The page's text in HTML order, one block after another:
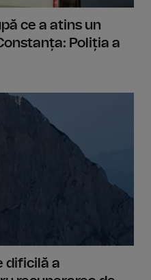
ce a atins un
Poliția a
dificilă a